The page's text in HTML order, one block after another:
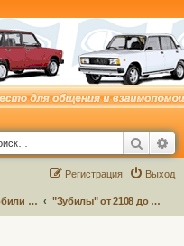
Поиск
Выход
Регистрация
Другие автомобили семейства ВАЗ и не только... "Зубилы" от 2108 до 2115